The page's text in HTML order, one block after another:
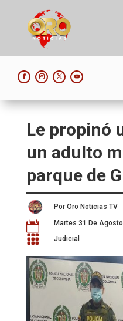
Le propinó
un adulto
parque de
Por Oro Noticias TV
 Martes 31 De
 Judicial